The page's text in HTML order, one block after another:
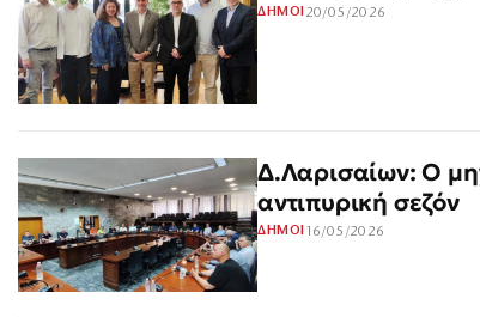
ΔΗΜΟΙ20/05/2026
Δ.Λαρισαίων: Ο
αντιπυρική σεζόν
ΔΗΜΟΙ 16/05/2026